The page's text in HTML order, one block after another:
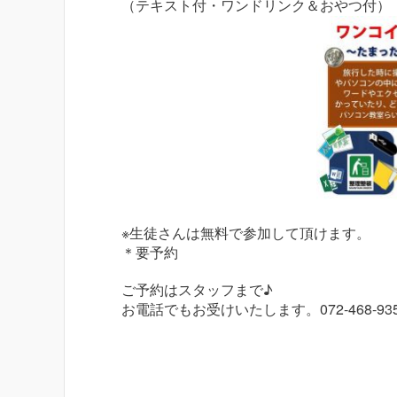
（テキスト付・ワンドリンク＆おやつ付）
※生徒さんは無料で参加して頂けます。
＊要予約
ご予約はスタッフまで♪
お電話でもお受けいたします。072-468-